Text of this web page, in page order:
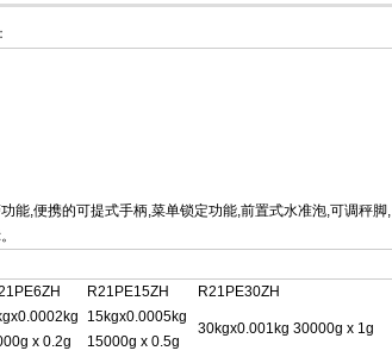
能,便携的可提式手柄,菜单锁定功能,前置式水准泡,可调秤脚,
R21PE15ZH R21PE30ZH
x 0.2g
15kgx0.0005kg
15000g x 0.5g
30kgx0.001kg 30000g x 1g